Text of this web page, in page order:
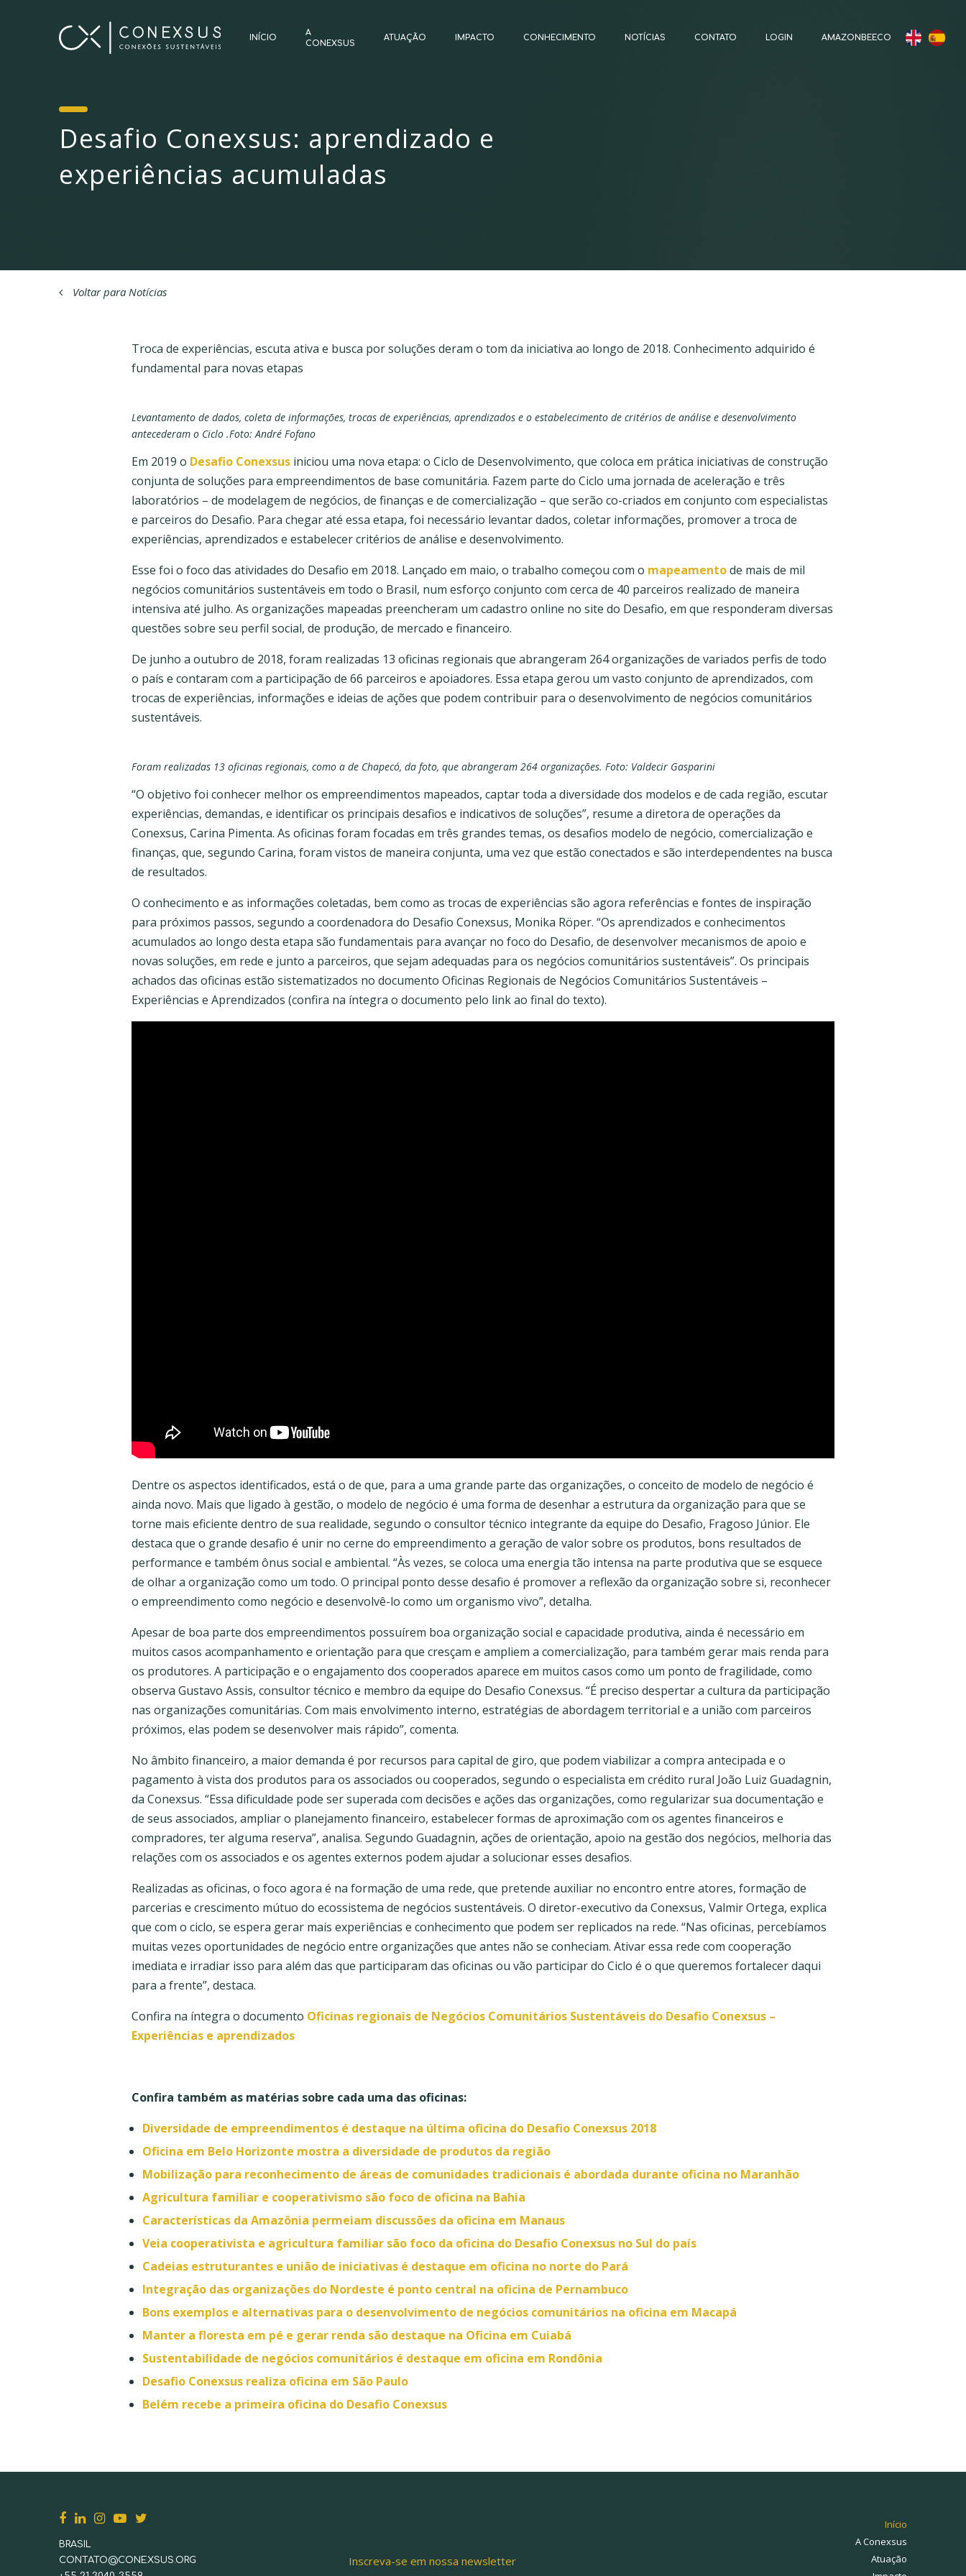
INÍCIO
A
CONEXSUS
ATUAÇÃO IMPACTO CONHECIMENTO NOTÍCIAS CONTATO LOGIN AMAZONBEECO
Desafio Conexsus: aprendizado e
experiências acumuladas
Voltar para Notícias
Troca de experiências, escuta ativa e busca por soluções deram o tom da iniciativa ao longo de 2018. Conhecimento adquirido é
fundamental para novas etapas
Levantamento de dados, coleta de informações, trocas de experiências, aprendizados e o estabelecimento de critérios de análise e desenvolvimento
antecederam o Ciclo .Foto: André Fofano
Em 2019 o Desafio Conexsusiniciou uma nova etapa: o Ciclo de Desenvolvimento, que coloca em prática iniciativas de construção
conjunta de soluções para empreendimentos de base comunitária. Fazem parte do Ciclo uma jornada de aceleração e três
laboratórios – de modelagem de negócios, de finanças e de comercialização – que serão co-criados em conjunto com especialistas
e parceiros do Desafio. Para chegar até essa etapa, foi necessário levantar dados, coletar informações, promover a troca de
experiências, aprendizados e estabelecer critérios de análise e desenvolvimento.
Esse foi o foco das atividades do Desafio em 2018. Lançado em maio, o trabalho começou com o mapeamentode mais de mil
negócios comunitários sustentáveis em todo o Brasil, num esforço conjunto com cerca de 40 parceiros realizado de maneira
intensiva até julho. As organizações mapeadas preencheram um cadastro online no site do Desafio, em que responderam diversas
questões sobre seu perfil social, de produção, de mercado e financeiro.
De junho a outubro de 2018, foram realizadas 13 oficinas regionais que abrangeram 264 organizações de variados perfis de todo
o país e contaram com a participação de 66 parceiros e apoiadores. Essa etapa gerou um vasto conjunto de aprendizados, com
trocas de experiências, informações e ideias de ações que podem contribuir para o desenvolvimento de negócios comunitários
sustentáveis.
Foram realizadas 13 oficinas regionais, como a de Chapecó, da foto, que abrangeram 264 organizações. Foto: Valdecir Gasparini
“O objetivo foi conhecer melhor os empreendimentos mapeados, captar toda a diversidade dos modelos e de cada região, escutar
experiências, demandas, e identificar os principais desafios e indicativos de soluções”, resume a diretora de operações da
Conexsus, Carina Pimenta. As oficinas foram focadas em três grandes temas, os desafios modelo de negócio, comercialização e
finanças, que, segundo Carina, foram vistos de maneira conjunta, uma vez que estão conectados e são interdependentes na busca
de resultados.
O conhecimento e as informações coletadas, bem como as trocas de experiências são agora referências e fontes de inspiração
para próximos passos, segundo a coordenadora do Desafio Conexsus, Monika Röper. “Os aprendizados e conhecimentos
acumulados ao longo desta etapa são fundamentais para avançar no foco do Desafio, de desenvolver mecanismos de apoio e
novas soluções, em rede e junto a parceiros, que sejam adequadas para os negócios comunitários sustentáveis”. Os principais
achados das oficinas estão sistematizados no documento Oficinas Regionais de Negócios Comunitários Sustentáveis –
Experiências e Aprendizados (confira na íntegra o documento pelo link ao final do texto).
Dentre os aspectos identificados, está o de que, para a uma grande parte das organizações, o conceito de modelo de negócio é
ainda novo. Mais que ligado à gestão, o modelo de negócio é uma forma de desenhar a estrutura da organização para que se
torne mais eficiente dentro de sua realidade, segundo o consultor técnico integrante da equipe do Desafio, Fragoso Júnior. Ele
destaca que o grande desafio é unir no cerne do empreendimento a geração de valor sobre os produtos, bons resultados de
performance e também ônus social e ambiental. “Às vezes, se coloca uma energia tão intensa na parte produtiva que se esquece
de olhar a organização como um todo. O principal ponto desse desafio é promover a reflexão da organização sobre si, reconhecer
o empreendimento como negócio e desenvolvê-lo como um organismo vivo”, detalha.
Apesar de boa parte dos empreendimentos possuírem boa organização social e capacidade produtiva, ainda é necessário em
muitos casos acompanhamento e orientação para que cresçam e ampliem a comercialização, para também gerar mais renda para
os produtores. A participação e o engajamento dos cooperados aparece em muitos casos como um ponto de fragilidade, como
observa Gustavo Assis, consultor técnico e membro da equipe do Desafio Conexsus. “É preciso despertar a cultura da participação
nas organizações comunitárias. Com mais envolvimento interno, estratégias de abordagem territorial e a união com parceiros
próximos, elas podem se desenvolver mais rápido”, comenta.
No âmbito financeiro, a maior demanda é por recursos para capital de giro, que podem viabilizar a compra antecipada e o
pagamento à vista dos produtos para os associados ou cooperados, segundo o especialista em crédito rural João Luiz Guadagnin,
da Conexsus. “Essa dificuldade pode ser superada com decisões e ações das organizações, como regularizar sua documentação e
de seus associados, ampliar o planejamento financeiro, estabelecer formas de aproximação com os agentes financeiros e
compradores, ter alguma reserva”, analisa. Segundo Guadagnin, ações de orientação, apoio na gestão dos negócios, melhoria das
relações com os associados e os agentes externos podem ajudar a solucionar esses desafios.
Realizadas as oficinas, o foco agora é na formação de uma rede, que pretende auxiliar no encontro entre atores, formação de
parcerias e crescimento mútuo do ecossistema de negócios sustentáveis. O diretor-executivo da Conexsus, Valmir Ortega, explica
que com o ciclo, se espera gerar mais experiências e conhecimento que podem ser replicados na rede. “Nas oficinas, percebíamos
muitas vezes oportunidades de negócio entre organizações que antes não se conheciam. Ativar essa rede com cooperação
imediata e irradiar isso para além das que participaram das oficinas ou vão participar do Ciclo é o que queremos fortalecer daqui
para a frente”, destaca.
Confira na íntegra o documento Oficinas regionais de Negócios Comunitários Sustentáveis do Desafio Conexsus –
Experiências e aprendizados
Confira também as matérias sobre cada uma das oficinas:
Diversidade de empreendimentos é destaque na última oficina do Desafio Conexsus 2018
Oficina em Belo Horizonte mostra a diversidade de produtos da região
Mobilização para reconhecimento de áreas de comunidades tradicionais é abordada durante oficina no Maranhão
Agricultura familiar e cooperativismo são foco de oficina na Bahia
Características da Amazônia permeiam discussões da oficina em Manaus
Veia cooperativista e agricultura familiar são foco da oficina do Desafio Conexsus no Sul do país
Cadeias estruturantes e união de iniciativas é destaque em oficina no norte do Pará
Integração das organizações do Nordeste é ponto central na oficina de Pernambuco
Bons exemplos e alternativas para o desenvolvimento de negócios comunitários na oficina em Macapá
Manter a floresta em pé e gerar renda são destaque na Oficina em Cuiabá
Sustentabilidade de negócios comunitários é destaque em oficina em Rondônia
Desafio Conexsus realiza oficina em São Paulo
Belém recebe a primeira oficina do Desafio Conexsus
BRASIL
CONTATO@CONEXSUS.ORG
Inscreva-se em nossa newsletter
Início
A Conexsus
Atuação